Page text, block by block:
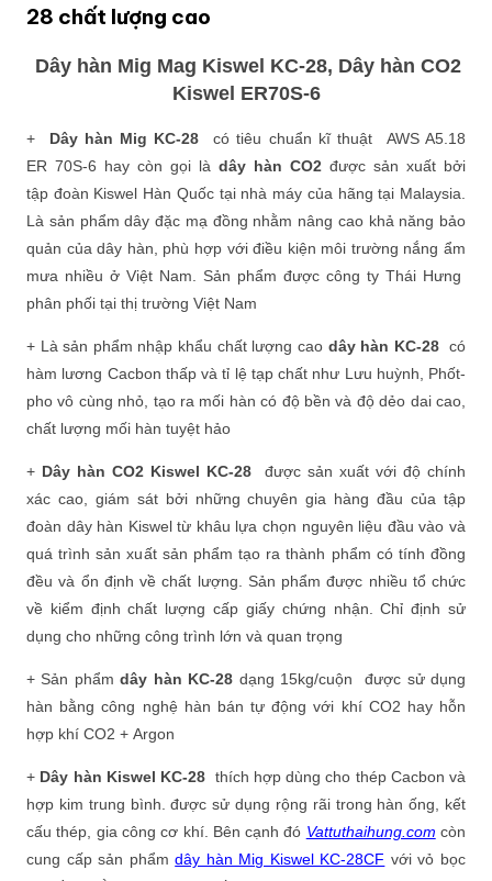
28 chất lượng cao
Dây hàn Mig Mag Kiswel KC-28, Dây hàn CO2
Kiswel ER70S-6
+ Dây hàn Mig KC-28 có tiêu chuẩn kĩ thuật AWS A5.18
ER 70S-6 hay còn gọi là dây hàn CO2 được sản xuất bởi
tập đoàn Kiswel Hàn Quốc tại nhà máy của hãng tại Malaysia.
Là sản phẩm dây đặc mạ đồng nhằm nâng cao khả năng bảo
quản của dây hàn, phù hợp với điều kiện môi trường nắng ẩm
mưa nhiều ở Việt Nam. Sản phẩm được công ty Thái Hưng
phân phối tại thị trường Việt Nam
+ Là sản phẩm nhập khẩu chất lượng cao dây hàn KC-28có
hàm lương Cacbon thấp và tỉ lệ tạp chất như Lưu huỳnh, Phốt-
pho vô cùng nhỏ, tạo ra mối hàn có độ bền và độ dẻo dai cao,
chất lượng mối hàn tuyệt hảo
+ Dây hàn CO2 Kiswel KC-28 được sản xuất với độ chính
xác cao, giám sát bởi những chuyên gia hàng đầu của tập
đoàn dây hàn Kiswel từ khâu lựa chọn nguyên liệu đầu vào và
quá trình sản xuất sản phẩm tạo ra thành phẩm có tính đồng
đều và ổn định về chất lượng. Sản phẩm được nhiều tổ chức
về kiểm định chất lượng cấp giấy chứng nhận. Chỉ định sử
dụng cho những công trình lớn và quan trọng
+ Sản phẩmdây hàn KC-28 dạng 15kg/cuộn được sử dụng
hàn bằng công nghệ hàn bán tự động với khí CO2 hay hỗn
hợp khí CO2 + Argon
+ Dây hàn Kiswel KC-28 thích hợp dùng cho thép Cacbon và
hợp kim trung bình. được sử dụng rộng rãi trong hàn ống, kết
cấu thép, gia công cơ khí. Bên cạnh đó Vattuthaihung.com còn
cung cấp sản phẩmdây hàn Mig Kiswel KC-28CF với vỏ bọc